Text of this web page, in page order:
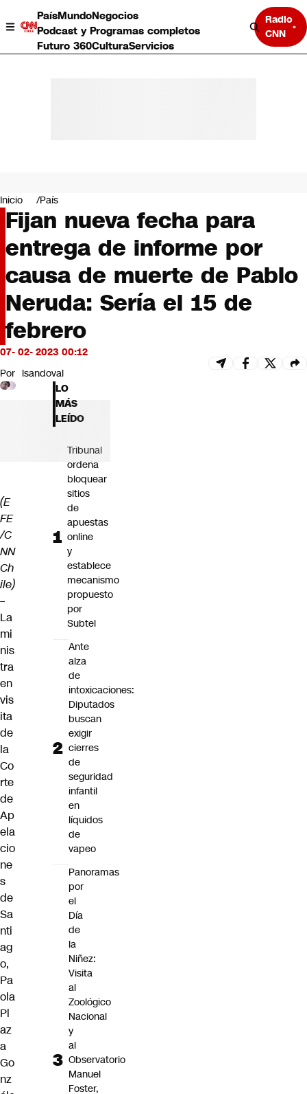
PaísMundoNegocios
Podcast y Programas completos
Futuro 360CulturaServicios
Radio
CNN
Negocios
Deportes
Programas completos
Cultura
Servicios
Bits
CNN tiempo
Futuro 360
Opinión
Inicio País
Fijan nueva fecha para
entrega de informe por
causa de muerte de Pablo
Neruda: Sería el 15 de
febrero
07- 02- 2023 00:12
Por lsandoval
(E
FE
/C
NN
Ch
ile)
–
La
mi
nis
tra
en
vis
ita
de
la
Co
rte
de
Ap
ela
cio
ne
s
de
Sa
nti
ag
o,
Pa
ola
Pl
az
a
Go
nz
LO
MÁS
LEÍDO
Tribunal
ordena
bloquear
sitios
de
apuestas
online
y
establece
mecanismo
propuesto
por
Subtel
Ante
alza
de
intoxicaciones:
Diputados
buscan
exigir
cierres
de
seguridad
infantil
en
líquidos
de
vapeo
Panoramas
por
el
Día
de
la
Niñez:
Visita
al
Zoológico
Nacional
y
al
Observatorio
Manuel
Foster,